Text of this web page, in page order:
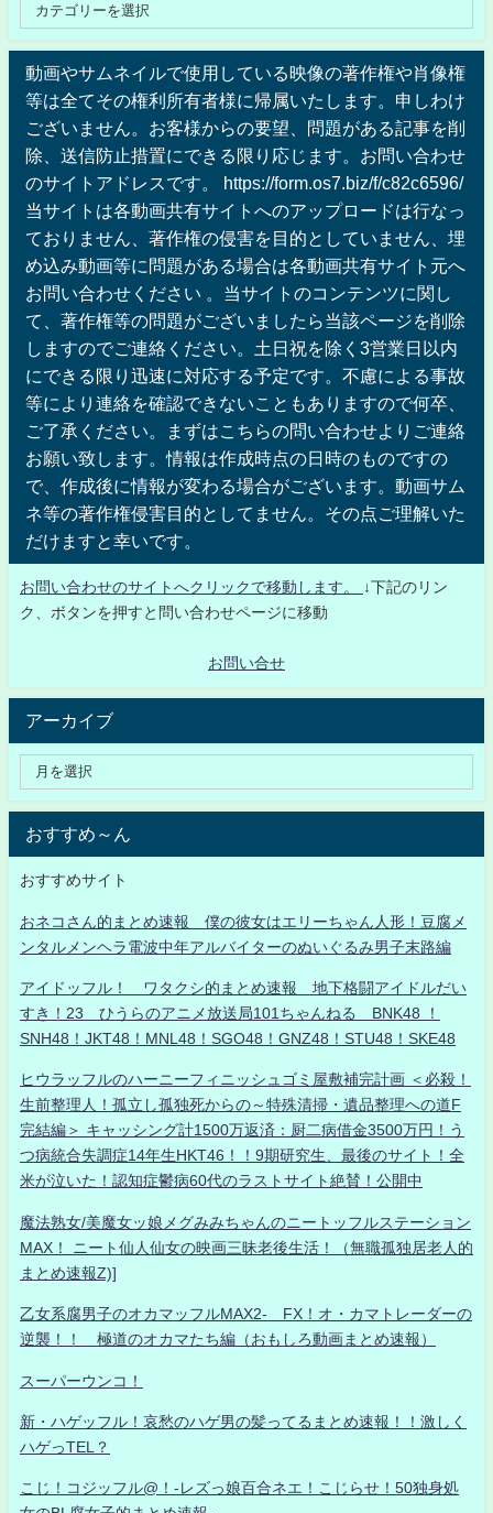
動画やサムネイルで使用している映像の著作権や肖像権
等は全てその権利所有者様に帰属いたします。申しわけ
ございません。お客様からの要望、問題がある記事を削
除、送信防止措置にできる限り応じます。お問い合わせ
のサイトアドレスです。 https://form.os7.biz/f/c82c6596/
当サイトは各動画共有サイトへのアップロードは行なっ
ておりません、著作権の侵害を目的としていません、埋
め込み動画等に問題がある場合は各動画共有サイト元へ
お問い合わせください 。当サイトのコンテンツに関し
て、著作権等の問題がございましたら当該ページを削除
しますのでご連絡ください。土日祝を除く3営業日以内
にできる限り迅速に対応する予定です。不慮による事故
等により連絡を確認できないこともありますので何卒、
ご了承ください。まずはこちらの問い合わせよりご連絡
お願い致します。情報は作成時点の日時のものですの
で、作成後に情報が変わる場合がございます。動画サム
ネ等の著作権侵害目的としてません。その点ご理解いた
だけますと幸いです。
お問い合わせのサイトへクリックで移動します。
↓下記のリン
ク、ボタンを押すと問い合わせページに移動
お問い合せ
アーカイブ
おすすめ～ん
おすすめサイト
おネコさん的まとめ速報 僕の彼女はエリーちゃん人形！豆腐メ
ンタルメンヘラ電波中年アルバイターのぬいぐるみ男子末路編
アイドッフル！ ワタクシ的まとめ速報 地下格闘アイドルだい
すき！23 ひうらのアニメ放送局101ちゃんねる BNK48 ！
SNH48！JKT48！MNL48！SGO48！GNZ48！STU48！SKE48
ヒウラッフルのハーニーフィニッシュゴミ屋敷補完計画 ＜必殺！
生前整理人！孤立し孤独死からの～特殊清掃・遺品整理への道F
完結編＞ キャッシング計1500万返済：厨二病借金3500万円！う
つ病統合失調症14年生HKT46！！9期研究生、最後のサイト！全
米が泣いた！認知症鬱病60代のラストサイト絶賛！公開中
魔法熟女/美魔女ッ娘メグみみちゃんのニートッフルステーション
MAX！ ニート仙人仙女の映画三昧老後生活！（無職孤独居老人的
まとめ速報Z)]
乙女系腐男子のオカマッフルMAX2- FX！オ・カマトレーダーの
逆襲！！ 極道のオカマたち編（おもしろ動画まとめ速報）
スーパーウンコ！
新・ハゲッフル！哀愁のハゲ男の髪ってるまとめ速報！！激しく
ハゲっTEL？
こじ！コジッフル@！-レズっ娘百合ネエ！こじらせ！50独身処